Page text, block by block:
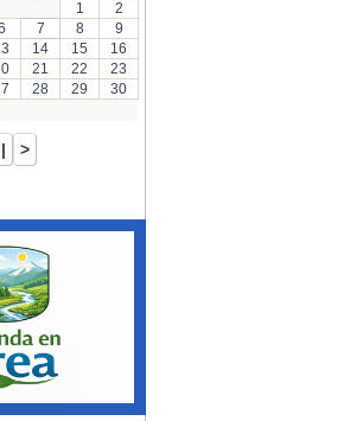
1
2
7 8
9
14 15
16
21 22
23
28 29
30